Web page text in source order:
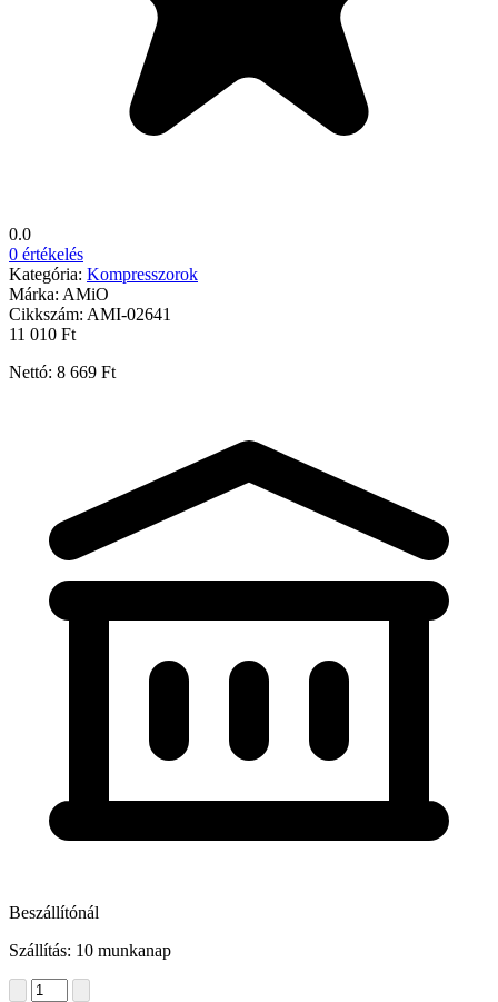
0.0
0 értékelés
Kategória: Kompresszorok
Márka: AMiO
Cikkszám: AMI-02641
11 010 Ft
Nettó: 8 669 Ft
Beszállítónál
Szállítás: 10 munkanap